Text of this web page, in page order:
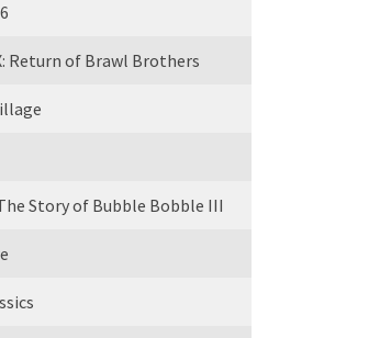
Return of Brawl Brothers
Story of Bubble Bobble III